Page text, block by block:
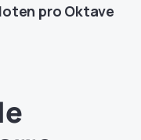
pro Oktave